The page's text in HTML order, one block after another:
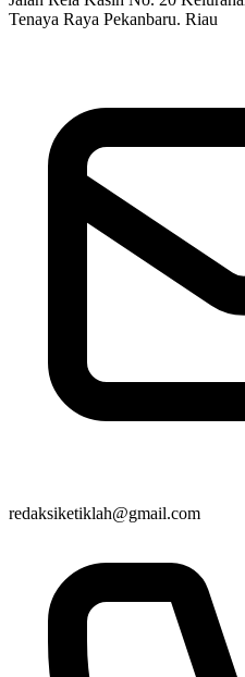
Tenaya Raya Pekanbaru. Riau
redaksiketiklah@gmail.com